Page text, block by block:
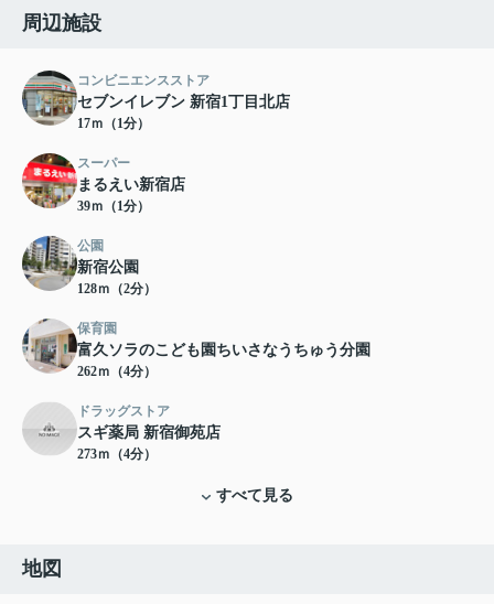
周辺施設
コンビニエンスストア
セブンイレブン 新宿1丁目北店
17ｍ（1分）
スーパー
まるえい新宿店
39ｍ（1分）
公園
新宿公園
128ｍ（2分）
保育園
富久ソラのこども園ちいさなうちゅう分園
262ｍ（4分）
ドラッグストア
スギ薬局 新宿御苑店
273ｍ（4分）
すべて見る
地図